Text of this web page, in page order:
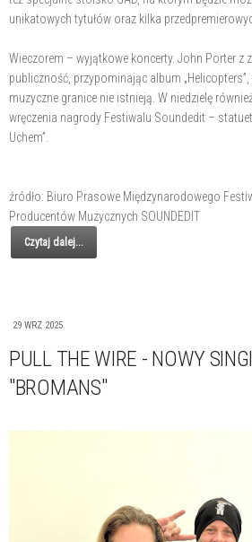
unikatowych tytułów oraz kilka
Wieczorem – wyjątkowe koncerty. John Porter z
publiczność, przypominając album
muzyczne granice nie istnieją. W niedzielę
wręczenia nagrody Festiwalu Soundedit –
Uchem”.
źródło: Biuro Prasowe Międzynarodowego
Producentów Muzycznych SOUNDEDIT
Czytaj dalej...
29 WRZ 2025
PULL THE WIRE - NOWY
"BROMANS"